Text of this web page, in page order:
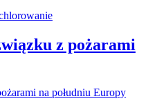
z pożarami